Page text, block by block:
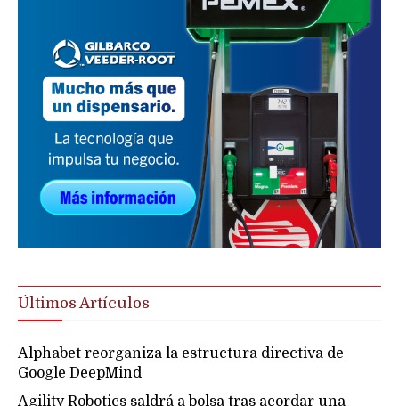
Últimos Artículos
Alphabet reorganiza la estructura directiva de
Google DeepMind
Agility Robotics saldrá a bolsa tras acordar una